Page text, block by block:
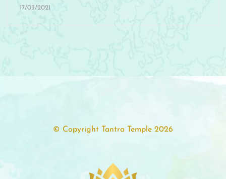
17/03/2021
© Copyright Tantra Temple 2026